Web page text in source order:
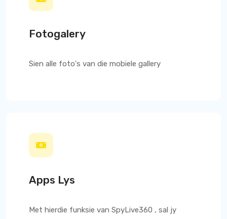
Fotogalery
Sien alle foto's van die mobiele gallery
Apps Lys
Met hierdie funksie van SpyLive360 , sal jy